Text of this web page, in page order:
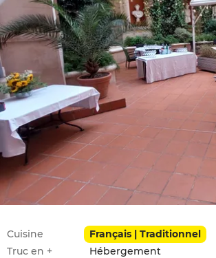
Infos pratiques
Cuisine
Français | Traditionnel
Truc en +
Hébergement